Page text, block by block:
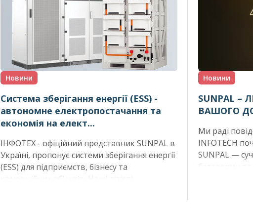
Новини
Система зберігання енергії (ESS) -
автономне електропостачання та
економія на елект...
ІНФОТЕХ - офіційний представник SUNPAL в
Україні, пропонує системи зберігання енергії
(ESS) для підприємств, бізнесу та
комерційних об'єктів. Наші літієві
Новини
SUNPAL –
ВАШОГО
Ми раді
INFOTECH
SUNPAL —
батареями та